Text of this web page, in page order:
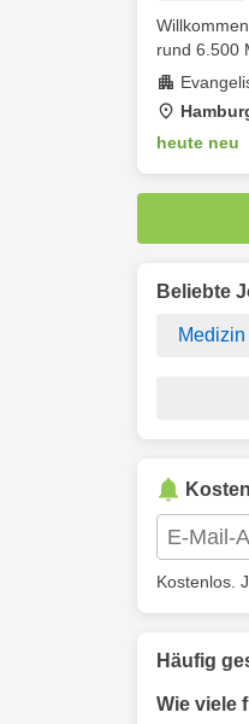
rund 6.500
heute neu
Beliebte
Medizin
Kostenlos.
Häufig
Wie viele